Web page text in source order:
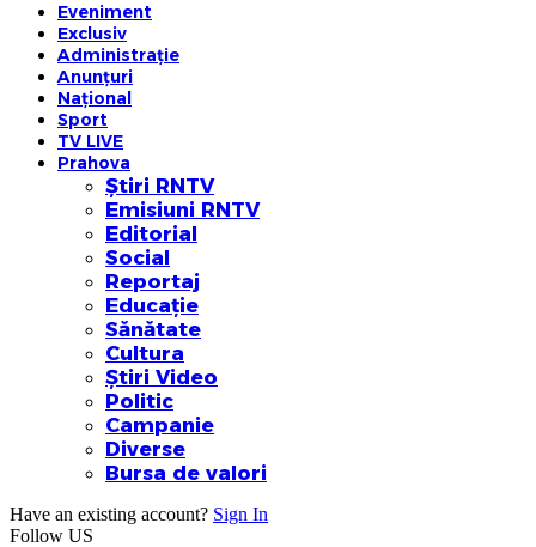
Eveniment
Exclusiv
Administrație
Anunțuri
Național
Sport
TV LIVE
Prahova
Știri RNTV
Emisiuni RNTV
Editorial
Social
Reportaj
Educație
Sănătate
Cultura
Știri Video
Politic
Campanie
Diverse
Bursa de valori
Have an existing account? Sign In
Follow US